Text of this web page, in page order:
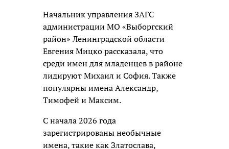
Начальник управления ЗАГС
администрации МО «Выборгский
район» Ленинградской области
Евгения Мицко рассказала, что
среди имен для младенцев в районе
лидируют Михаил и София. Также
популярны имена Александр,
Тимофей и Максим.
С начала 2026 года
зарегистрированы необычные
имена, такие как Златослава,